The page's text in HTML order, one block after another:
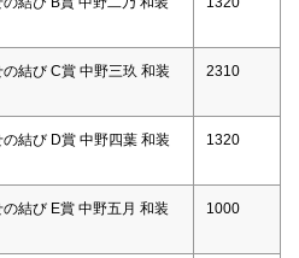
結び C賞 中野三玖 和装
2310
結び D賞 中野四葉 和装
1320
結び E賞 中野五月 和装
1000